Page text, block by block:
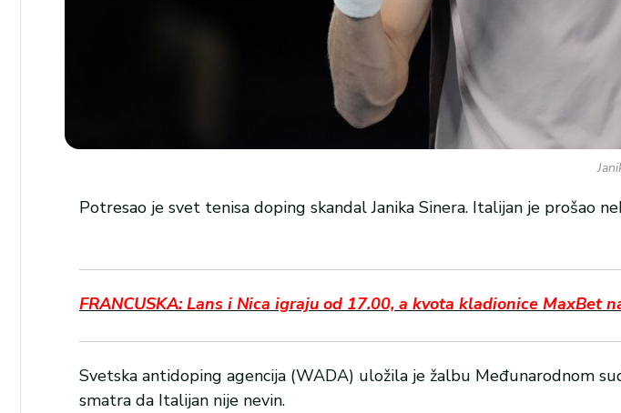
Potresao je svet tenisa doping skandal Janika Sinera. Italijan je prošao
FRANCUSKA: Lans i Nica igraju od 17.00, a kvota kladionice MaxBet
Svetska antidoping agencija (WADA) uložila je žalbu Međunarodnom
smatra da Italijan nije nevin.